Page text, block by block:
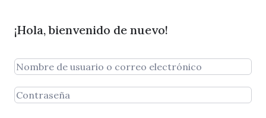
¡Hola, bienvenido de nuevo!